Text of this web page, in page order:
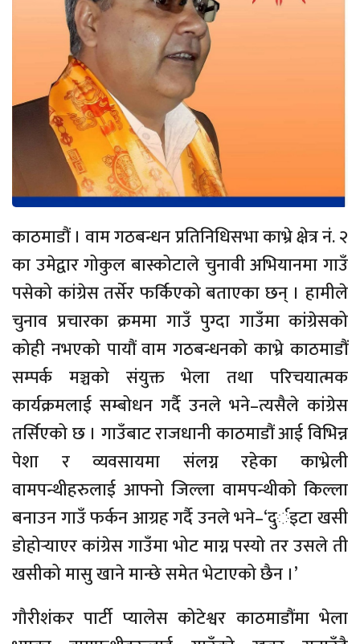
काठमाडौं । वाम गठबन्धन प्रतिनिधिसभा काभ्रे क्षेत्र नं. २
का उमेद्वार गोकुल बास्कोटाले चुनावी अभियानमा गाउँ
पसेको कांग्रेस तर्सेर फर्किएको बताएका छन् । हामीले
चुनाव प्रचारका क्रममा गाउँ पुग्दा गाउँमा कांग्रेसको
कोही नभएको पायौं वाम गठबन्धनको काभ्रे काठमाडौं
सम्पर्क मञ्चको संयुक्त भेला तथा परिचयात्मक
कार्यक्रमलाई सम्बोधन गर्दै उनले भने–त्यसैले कांग्रेस
तर्सिएको छ । गाउँबाट राजधानी काठमाडौं आई विभिन्न
पेशा र व्यवसायमा संलग्न रहेका काभ्रेली
वामपन्थीहरुलाई आफ्नो जिल्ला वामपन्थीको किल्ला
बनाउन गाउँ फर्कन आग्रह गर्दै उनले भने–‘दुर्इटा खसी
डोहोर्‍याएर कांग्रेस गाउँमा भोट माग्न पस्यो तर उसले ती
खसीको मासु खाने मान्छे समेत भेटाएको छैन ।’
गौरीशंकर पार्टी प्यालेस कोटेश्वर काठमाडौंमा भेला